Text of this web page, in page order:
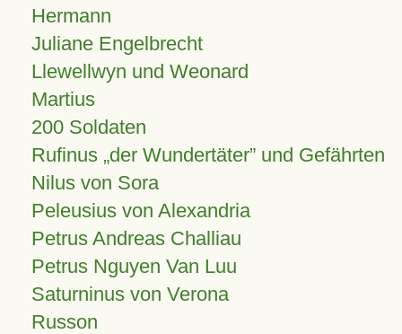
Hermann
Juliane Engelbrecht
Llewellwyn und Weonard
Martius
200 Soldaten
Rufinus „der Wundertäter” und Gefährten
Nilus von Sora
Peleusius von Alexandria
Petrus Andreas Challiau
Petrus Nguyen Van Luu
Saturninus von Verona
Russon